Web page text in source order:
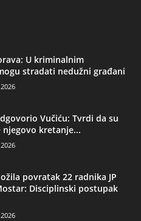
U kriminalnim
stradati nedužni građani
Vučiću: Tvrdi da su
kretanje...
povratak 22 radnika JP
Disciplinski postupak